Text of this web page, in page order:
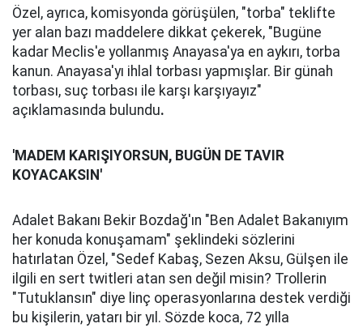
Özel, ayrıca, komisyonda görüşülen, "torba" teklifte
yer alan bazı maddelere dikkat çekerek, "Bugüne
kadar Meclis'e yollanmış Anayasa'ya en aykırı, torba
kanun. Anayasa'yı ihlal torbası yapmışlar. Bir günah
torbası, suç torbası ile karşı karşıyayız"
açıklamasında bulundu.
'MADEM KARIŞIYORSUN, BUGÜN DE TAVIR
KOYACAKSIN'
Adalet Bakanı Bekir Bozdağ'ın "Ben Adalet Bakanıyım
her konuda konuşamam" şeklindeki sözlerini
hatırlatan Özel, "Sedef Kabaş, Sezen Aksu, Gülşen ile
ilgili en sert twitleri atan sen değil misin? Trollerin
"Tutuklansın" diye linç operasyonlarına destek verdiği
bu kişilerin, yatarı bir yıl. Sözde koca, 72 yılla